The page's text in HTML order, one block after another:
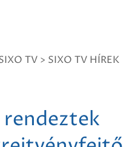
TV > SIXO TV HÍREK
rendeztek